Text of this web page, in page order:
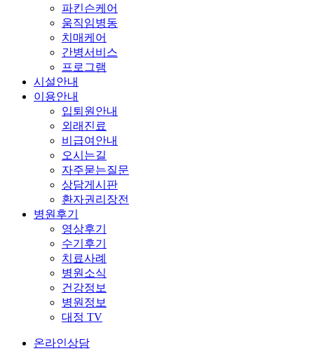
파킨슨케어
움직임병동
치매케어
간병서비스
프로그램
시설안내
이용안내
입퇴원안내
외래진료
비급여안내
오시는길
자주묻는질문
상담게시판
환자권리장전
병원후기
영상후기
수기후기
치료사례
병원소식
건강정보
병원정보
대정 TV
온라인상담